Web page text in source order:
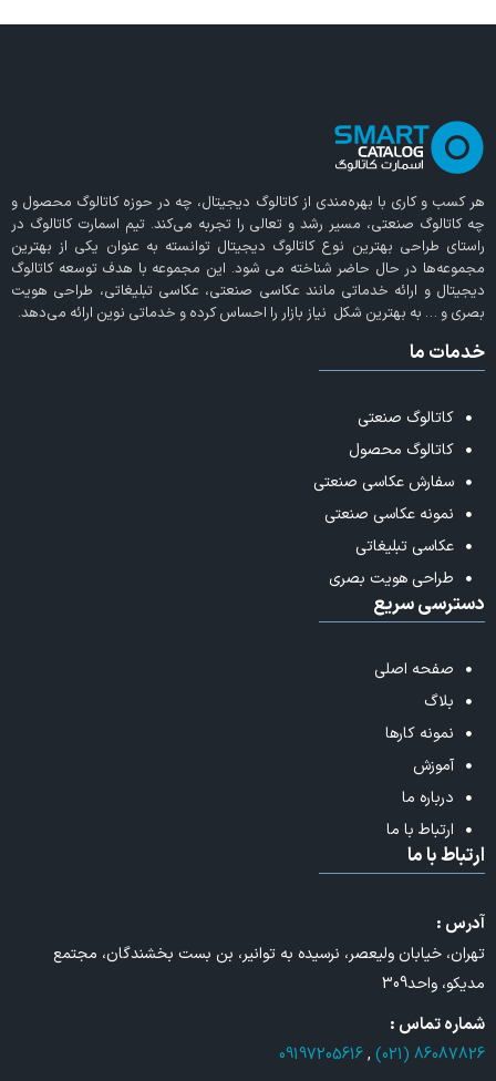
هر کسب و کاری با بهره‌مندی ازکاتالوگ دیجیتال، چه در حوزه کاتالوگ محصول و
چه کاتالوگ صنعتی، مسیر رشد و تعالی را تجربه می‌کند. تیم اسمارت کاتالوگ در
راستای طراحی بهترین نوع کاتالوگ دیجیتال توانسته به عنوان یکی از بهترین
مجموعه‌ها در حال حاضر شناخته می‌ شود. این مجموعه با هدف توسعه کاتالوگ
دیجیتال و ارائه خدماتی مانند عکاسی صنعتی، عکاسی تبلیغاتی، طراحی هویت
بصری و … به بهترین شکل نیاز بازار را احساس کرده و خدماتی نوین ارائه می‌دهد.
خدمات ما
کاتالوگ صنعتی
کاتالوگ محصول
سفارش عکاسی صنعتی
نمونه عکاسی صنعتی
عکاسی تبلیغاتی
طراحی هویت بصری
دسترسی سریع
صفحه اصلی
بلاگ
نمونه کارها
آموزش
درباره ما
ارتباط با ما
ارتباط با ما
آدرس :
تهران، خیابان ولیعصر، نرسیده به توانیر، بن بست بخشندگان، مجتمع
مدیکو، واحد309
شماره تماس :
86087826 (021)
,
09197205616